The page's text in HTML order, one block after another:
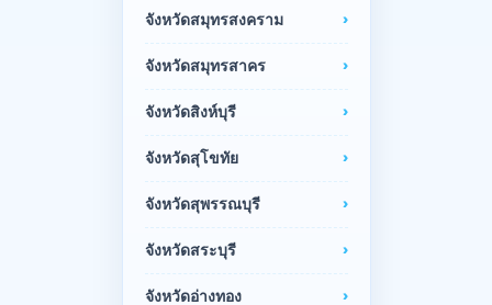
จังหวัดสมุทรสงคราม
จังหวัดสมุทรสาคร
จังหวัดสิงห์บุรี
จังหวัดสุโขทัย
จังหวัดสุพรรณบุรี
จังหวัดสระบุรี
จังหวัดอ่างทอง